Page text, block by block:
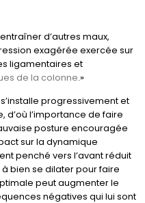
d’autres maux,
exagérée exercée sur
ligamentaires et
de la colonne.»
progressivement et
d’où l’importance de faire
posture encouragée
sur la dynamique
penché vers l’avant réduit
bien se dilater pour faire
peut augmenter le
négatives qui lui sont